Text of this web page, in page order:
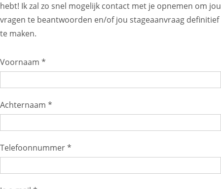
hebt! Ik zal zo snel mogelijk contact met je opnemen om jou
vragen te beantwoorden en/of jou stageaanvraag definitief
te maken.
Voornaam *
Achternaam *
Telefoonnummer *